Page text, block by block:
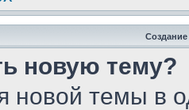
новую тему?
новой темы в